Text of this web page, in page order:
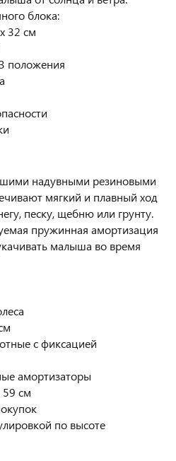
блока:
32 см
положения
надувными резиновыми
мягкий и плавный ход
песку, щебню или грунту.
пружинная амортизация
малыша во время
с фиксацией
амортизаторы
см
по высоте